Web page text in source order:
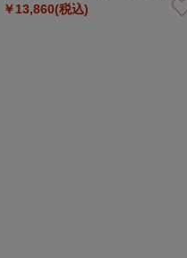
￥13,860(税込)